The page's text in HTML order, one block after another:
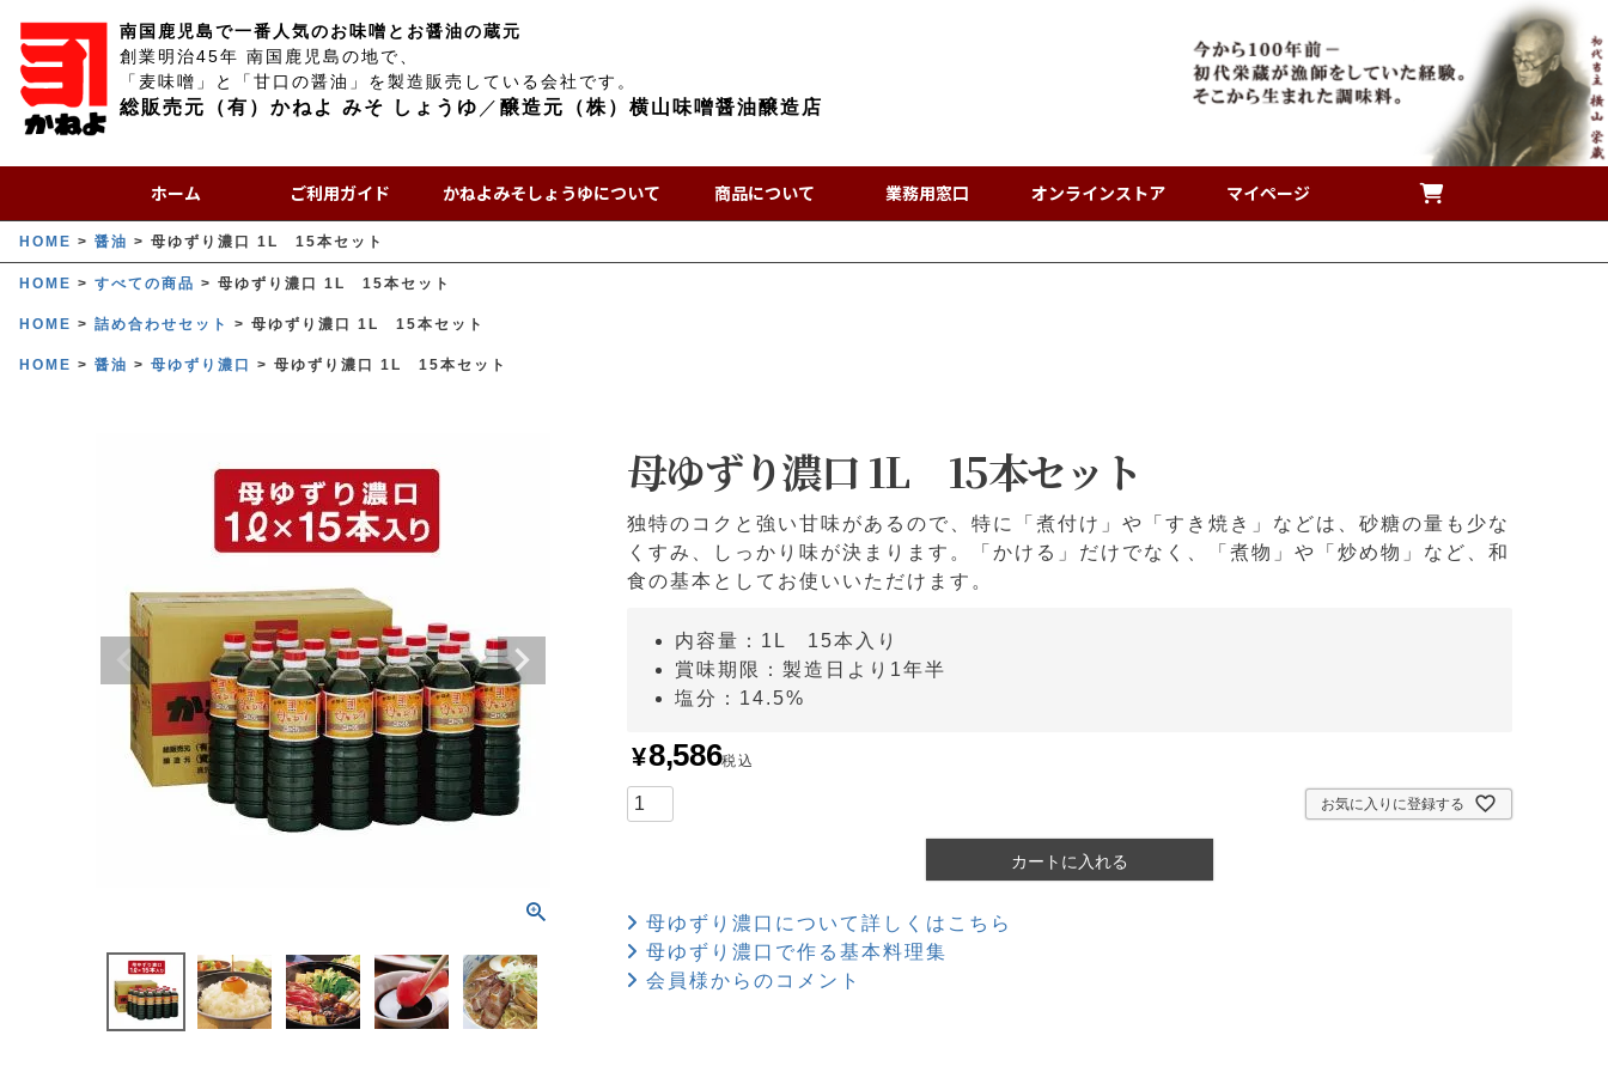
南国鹿児島で一番人気のお味噌とお醤油の蔵元
創業明治45年 南国鹿児島の地で、
「麦味噌」と「甘口の醤油」を製造販売している会社です。
総販売元（有）かねよ みそ しょうゆ ／ 醸造元（株）横山味噌醤油醸造店
ホーム ご利用ガイド かねよみそしょうゆについて 商品について 業務用窓口 オンラインストア マイページ
HOME 醤油 母ゆずり濃口 1L 15本セット
HOME すべての商品 母ゆずり濃口 1L 15本セット
HOME 詰め合わせセット 母ゆずり濃口 1L 15本セット
HOME 醤油 母ゆずり濃口 母ゆずり濃口 1L 15本セット
母ゆずり濃口 1L 15本セット
独特のコクと強い甘味があるので、特に「煮付け」や「すき焼き」などは、砂糖の量も少な
くすみ、しっかり味が決まります。「かける」だけでなく、「煮物」や「炒め物」など、和
食の基本としてお使いいただけます。
内容量：1L 15本入り
賞味期限：製造日より1年半
塩分：14.5%
¥8,586税込
お気に入りに登録する
カートに入れる
母ゆずり濃口について詳しくはこちら
母ゆずり濃口で作る基本料理集
会員様からのコメント